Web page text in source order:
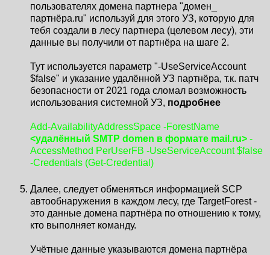
пользователях домена партнера "домен_
партнёра.ru" используй для этого УЗ, которую для
тебя создали в лесу партнера (целевом лесу), эти
данные вы получили от партнёра на шаге 2.
Тут используется параметр "-UseServiceAccount
$false" и указание удалённой УЗ партнёра, т.к. патч
безопасности от 2021 года сломал возможность
использования системной УЗ, подробнее
Add-AvailabilityAddressSpace -ForestName
<удалённый SMTP domen в формате mail.ru> -
AccessMethod PerUserFB -UseServiceAccount $false
-Credentials (Get-Credential)
Далее, следует обменяться информацией SCP
автообнаружения в каждом лесу, где TargetForest -
это данные домена партнёра по отношению к тому,
кто выполняет команду.
Учётные данные указываются домена партнёра